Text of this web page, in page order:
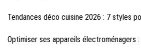
Tendances déco cuisine 2026 : 7 styles
Optimiser ses appareils électroménagers